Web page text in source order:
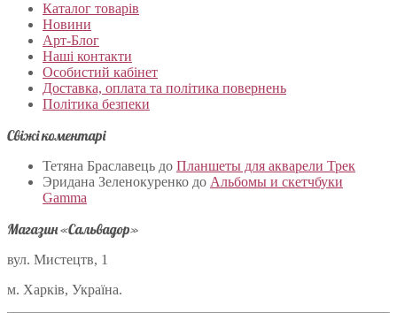
Каталог товарів
Новини
Арт-Блог
Наші контакти
Особистий кабінет
Доставка, оплата та політика повернень
Політика безпеки
Свіжі коментарі
Тетяна Браславець до Планшеты для акварели Трек
Эридана Зеленокуренко до Альбомы и скетчбуки
Gamma
Магазин «Сальвадор»
вул. Мистецтв, 1
м. Харків, Україна.